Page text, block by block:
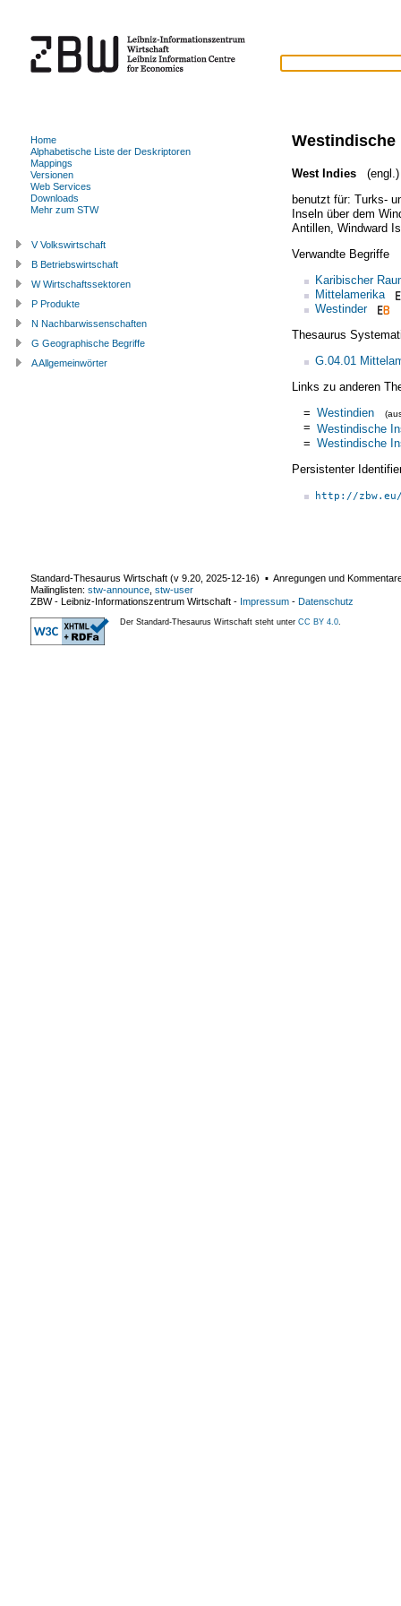
Westindische
West Indies
(engl.)
benutzt für: Turks-
Inseln über dem
Antillen, Windward
Verwandte Begriffe
Karibischer
Mittelamerika
Westinder
Thesaurus
G.04.01
Links zu anderen
= Westindien
= Westindische
= Westindische
Persistenter
http://
Home
Alphabetische Liste der Deskriptoren
Mappings
Versionen
Web Services
Downloads
Mehr zum STW
V Volkswirtschaft
B Betriebswirtschaft
W Wirtschaftssektoren
P Produkte
N Nachbarwissenschaften
G Geographische Begriffe
A Allgemeinwörter
Standard-Thesaurus Wirtschaft (v 9.20 2025-12-16) ▪ Anregungen und
Mailinglisten: stw-announce stw-user
ZBW - Leibniz-Informationszentrum Wirtschaft - Impressum - Datenschutz
Der Standard-Thesaurus Wirtschaft steht unter CC BY 4.0